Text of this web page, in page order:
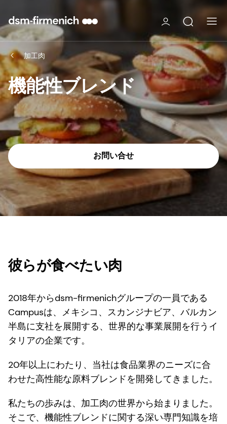
加工肉
機能性ブレンド
お問い合せ
彼らが食べたい肉
2018年からdsm-firmenichグループの一員である
Campusは、メキシコ、スカンジナビア、バルカン
半島に支社を展開する、世界的な事業展開を行うイ
タリアの企業です。
20年以上にわたり、当社は食品業界のニーズに合
わせた高性能な原料ブレンドを開発してきました。
私たちの歩みは、加工肉の世界から始まりました。
そこで、機能性ブレンドに関する深い専門知識を培